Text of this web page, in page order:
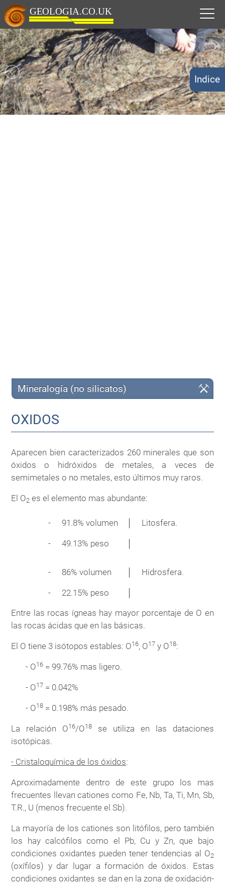
Mineralogía (no silicatos)
OXIDOS
Aparecen bien caracterizados 260 minerales que son
óxidos o hidróxidos de metales, a veces de
semimetales o no metales, esto últimos muy raros.
El O2 es el elemento mas abundante:
- 91.8% volumen Litosfera.
- 49.13% peso
- 86% volumen Hidrosfera.
- 22.15% peso
Entre las rocas ígneas hay mayor porcentaje de O en
las rocas ácidas que en las básicas.
El O tiene 3 isótopos estables: O16, O17 y O18:
- O16= 99.76% mas ligero.
- O17= 0.042%
- O18= 0.198% más pesado.
La relación O16/O18
se utiliza en las dataciones
isotópicas.
- Cristaloquímica de los óxidos:
Aproximadamente dentro de este grupo los mas
frecuentes llevan cationes como Fe, Nb, Ta, Ti, Mn, Sb,
T.R., U (menos frecuente el Sb).
La mayoría de los cationes son litófilos, pero también
los hay calcófilos como el Pb, Cu y Zn, que bajo
condiciones oxidantes pueden tener tendencias al O2
(oxífilos) y dar lugar a formación de óxidos. Estas
condiciones oxidantes se dan en la zona de oxidación-
Indice